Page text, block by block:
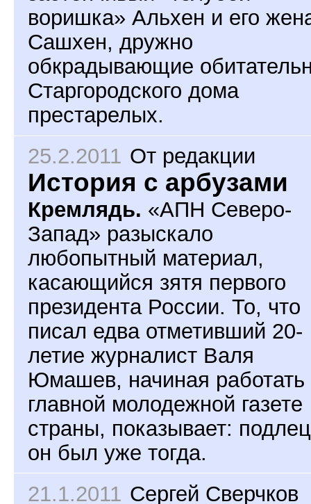
воришка» Альхен и его
Сашхен, дружно
обкрадывающие
Старгородского дома
престарелых.
25.2.2011 От редакции
История с арбузами
Кремлядь. «АПН Северо-
Запад» разыскало
любопытный материал,
касающийся зятя первого
президента России. То, что
писал едва отметивший 20-
летие журналист Валя
Юмашев, начиная работать
главной молодежной газете
страны, показывает:
он был уже тогда.
21.1.2011 Сергей Сверчков